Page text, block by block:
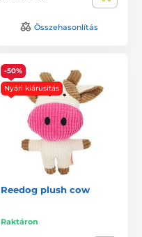
Összehasonlítás
-50%
Nyári kiárusítás
Reedog plush cow
Raktáron